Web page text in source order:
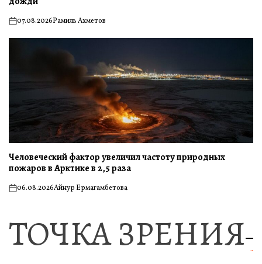
on07.08.2026Рамиль Ахметов
Человеческий фактор увеличил частоту природных
пожаров в Арктике в 2,5 раза
on06.08.2026Айнур Ермагамбетова
ТОЧКА ЗРЕНИЯ